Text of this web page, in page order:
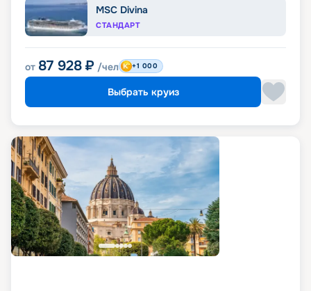
MSC Divina
СТАНДАРТ
от 87 928 ₽ /чел +1 000
Выбрать круиз